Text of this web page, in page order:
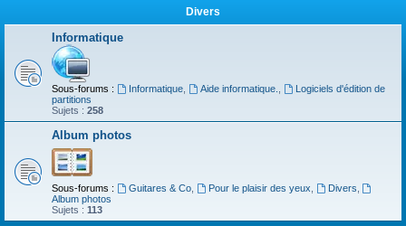
Divers
Informatique
Sous-forums : Informatique, Aide informatique.
Logiciels d'édition de
partitions
Sujets : 258
Album photos
Sous-forums : Guitares & Co, Pour le plaisir des yeux Divers
Album photos
Sujets : 113